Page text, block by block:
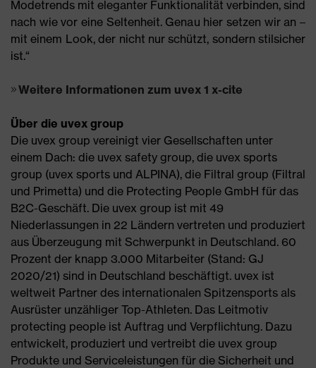
Modetrends mit eleganter Funktionalität verbinden, sind
nach wie vor eine Seltenheit. Genau hier setzen wir an –
mit einem Look, der nicht nur schützt, sondern stilsicher
ist.“
Weitere Informationen zum uvex 1 x-cite
Über die uvex group
Die uvex group vereinigt vier Gesellschaften unter
einem Dach: die uvex safety group, die uvex sports
group (uvex sports und ALPINA), die Filtral group (Filtral
und Primetta) und die Protecting People GmbH für das
B2C-Geschäft. Die uvex group ist mit 49
Niederlassungen in 22 Ländern vertreten und produziert
aus Überzeugung mit Schwerpunkt in Deutschland. 60
Prozent der knapp 3.000 Mitarbeiter (Stand: GJ
2020/21) sind in Deutschland beschäftigt. uvex ist
weltweit Partner des internationalen Spitzensports als
Ausrüster unzähliger Top-Athleten. Das Leitmotiv
protecting people ist Auftrag und Verpflichtung. Dazu
entwickelt, produziert und vertreibt die uvex group
Produkte und Serviceleistungen für die Sicherheit und